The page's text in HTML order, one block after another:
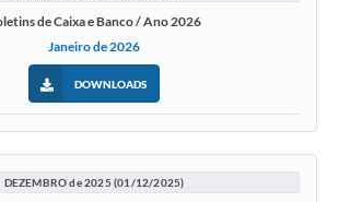
de Caixa e Banco / Ano 2026
Janeiro de 2026
DOWNLOADS
DEZEMBRO de 2025 (01/12/2025)